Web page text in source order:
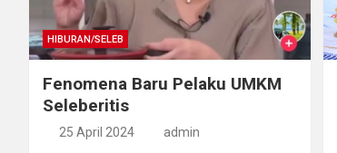
HIBURAN/SELEB
Fenomena Baru Pelaku UMKM
Seleberitis
25 April 2024 admin